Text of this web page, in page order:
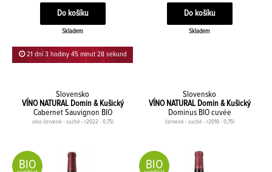
Skladem
21 dní 3 hodiny 45 minut 28 sekund
Skladem
Slovensko
VÍNO NATURAL Domin & Kušický
Cabernet Sauvignon BIO
víno červené - suché - r2022 - 0,75l
BIO
Slovensko
VÍNO NATURAL Domin & Kušický
Dominus BIO cuvée
červené - suché - r2019 - 0,75l
BIO